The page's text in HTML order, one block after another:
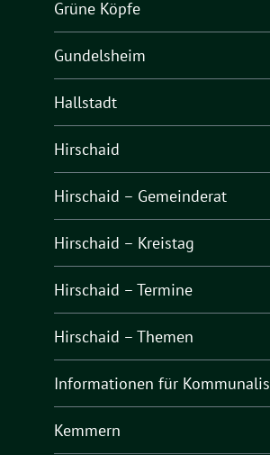
Grüne Köpfe
Gundelsheim
Hallstadt
Hirschaid
Hirschaid – Gemeinderat
Hirschaid – Kreistag
Hirschaid – Termine
Hirschaid – Themen
Informationen für Kommunalis
Kemmern